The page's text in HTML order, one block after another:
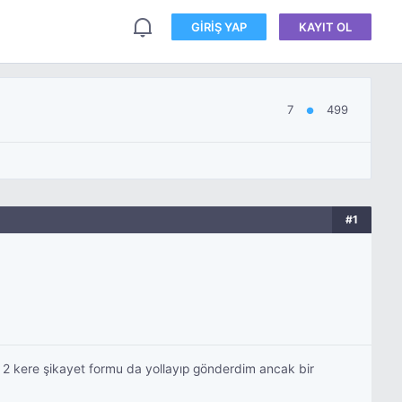
GIRIŞ YAP KAYIT OL
7 ● 499
#1
2 kere şikayet formu da yollayıp gönderdim ancak bir